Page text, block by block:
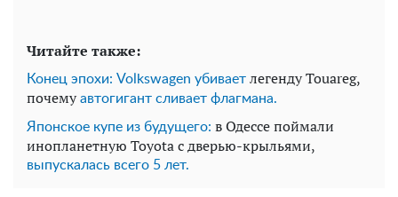
Читайте также:
Конец эпохи: Volkswagen убивает легенду Touareg,
почемуавтогигант сливает флагмана.
Японское купе из будущего: в Одессе поймали
инопланетную Toyota с дверью-крыльями,
выпускалась всего 5 лет.